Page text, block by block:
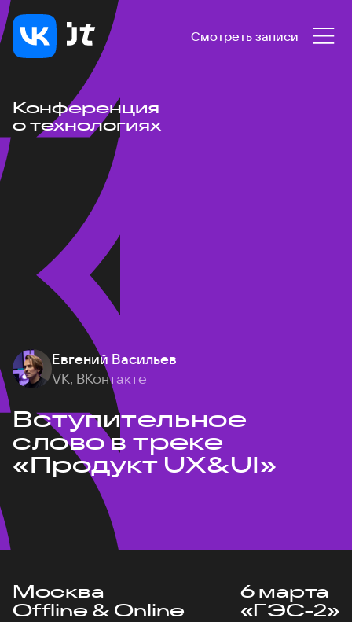
Смотреть записи
Конференция
о технологиях
Евгений Васильев
VK, ВКонтакте
Вступительное
слово в треке
«Продукт UX&UI»
Москва
Offline & Online
6 марта
«ГЭС-2»